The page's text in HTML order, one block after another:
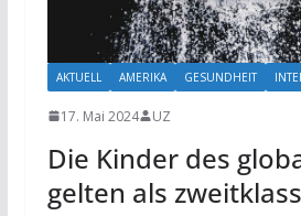
AKTUELL AMERIKA GESUNDHEIT
17. Mai 2024 UZ
Die Kinder des
gelten als